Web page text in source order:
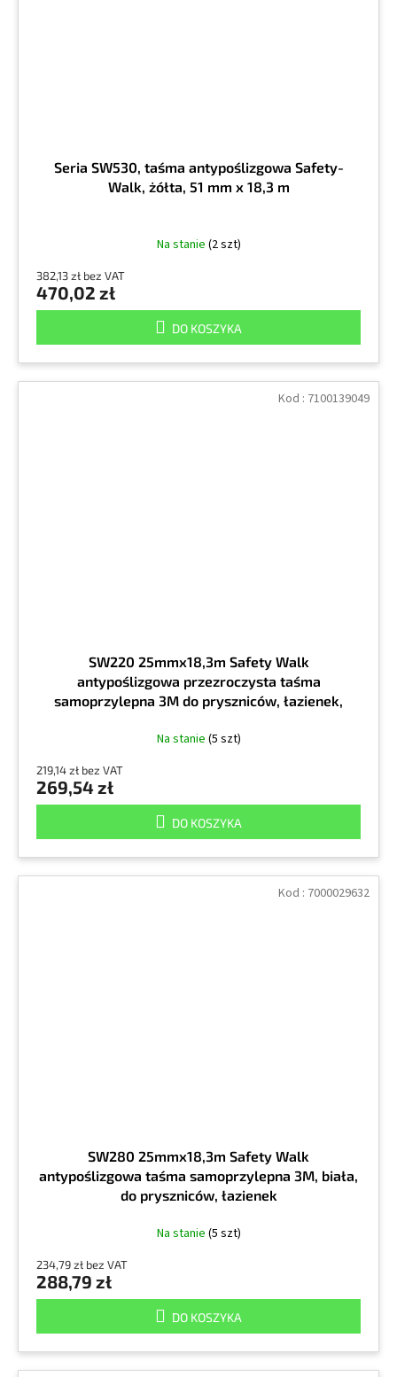
Seria SW530, taśma antypoślizgowa Safety-
Walk, żółta, 51 mm x 18,3 m
Na stanie (2 szt)
382,13 zł bez VAT
470,02 zł
DO KOSZYKA
SW220 25mmx18,3m Safety Walk
antypoślizgowa przezroczysta taśma
samoprzylepna 3M do pryszniców, łazienek,
Na stanie (5 szt)
219,14 zł bez VAT
269,54 zł
DO KOSZYKA
Kod : 7100139049
SW280 25mmx18,3m Safety Walk
antypoślizgowa taśma samoprzylepna 3M, biała,
do pryszniców, łazienek
Na stanie (5 szt)
234,79 zł bez VAT
288,79 zł
DO KOSZYKA
Kod : 7000029632